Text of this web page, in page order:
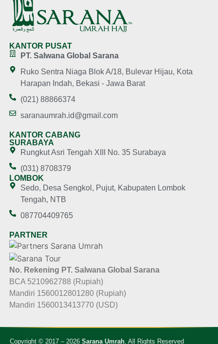
KANTOR PUSAT
PT. Salwana Global Sarana
Ruko Sentra Niaga Blok A/18, Bulevar Hijau, Kota
Harapan Indah, Bekasi - Jawa Barat
(021) 88866374
saranaumrah.id@gmail.com
KANTOR CABANG
SURABAYA
Rungkut Asri Tengah XIII No. 35 Surabaya
(031) 8708379
LOMBOK
Sedo, Desa Sengkol, Pujut, Kabupaten Lombok
Tengah, NTB
087704409765
PARTNER
No. Rekening PT. Salwana Global Sarana
BCA 5210962788 (Rupiah)
Mandiri 1560012801280 (Rupiah)
Mandiri 1560013413770 (USD)
Copyright © 2017 – 2026 Sarana Umrah, All Rights Reserved